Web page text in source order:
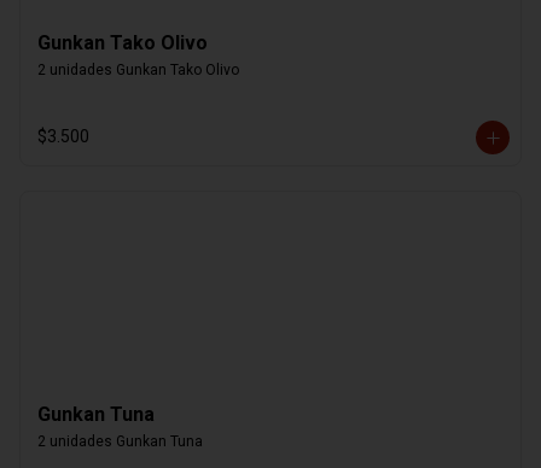
Gunkan Tako Olivo
2 unidades Gunkan Tako Olivo
$3.500
Gunkan Tuna
2 unidades Gunkan Tuna